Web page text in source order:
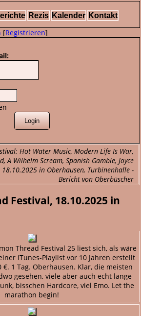
Rezis Kalender Kontakt
[Registrieren]
Hot Water Music, Modern Life Is War,
A Wilhelm Scream, Spanish Gamble, Joyce
in Oberhausen, Turbinenhalle -
Bericht von Oberbüscher
Festival, 18.10.2025 in
Thread Festival 25 liest sich, als wäre
iTunes-Playlist vor 10 Jahren erstellt
€. 1 Tag. Oberhausen. Klar, die meisten
gesehen, viele aber auch echt lange
bisschen Hardcore, viel Emo. Let the
marathon begin!